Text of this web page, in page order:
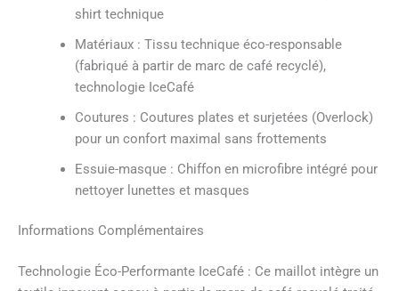
shirt technique
Matériaux : Tissu technique éco-responsable
(fabriqué à partir de marc de café recyclé),
technologie IceCafé
Coutures : Coutures plates et surjetées (Overlock)
pour un confort maximal sans frottements
Essuie-masque : Chiffon en microfibre intégré pour
nettoyer lunettes et masques
Informations Complémentaires
Technologie Éco-Performante IceCafé : Ce maillot intègre un